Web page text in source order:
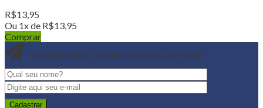
R$13,95
Ou 1x de R$13,95
Comprar
Receba nossas ofertas exclusivas por email: